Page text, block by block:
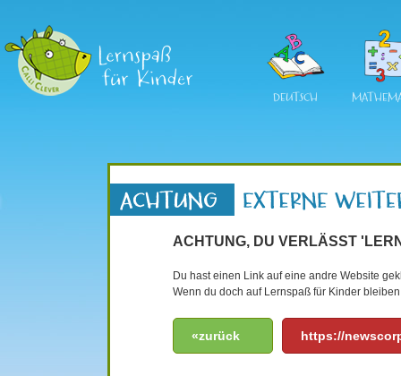
DEUTSCH
ACHTUNG, DU VERLÄSST
Du hast einen Link auf eine andre Website
Wenn du doch auf Lernspaß für Kinder
«zurück https://